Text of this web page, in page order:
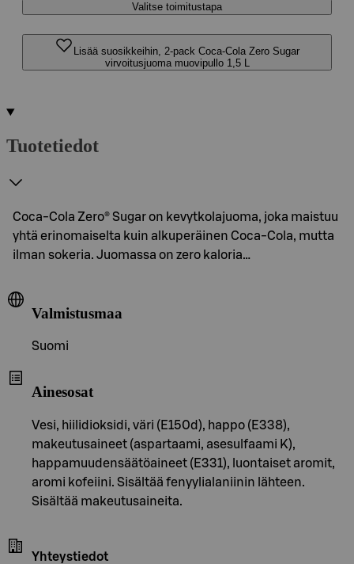
Valitse toimitustapa
Lisää suosikkeihin, 2-pack Coca-Cola Zero Sugar
virvoitusjuoma muovipullo 1,5 L
Tuotetiedot
Coca-Cola Zero® Sugar on kevytkolajuoma, joka maistuu
yhtä erinomaiselta kuin alkuperäinen Coca-Cola, mutta
ilman sokeria. Juomassa on zero kaloria…
Valmistusmaa
Suomi
Ainesosat
Vesi, hiilidioksidi, väri (E150d), happo (E338),
makeutusaineet (aspartaami, asesulfaami K),
happamuudensäätöaineet (E331), luontaiset aromit,
aromi kofeiini. Sisältää fenyylialaniinin lähteen.
Sisältää makeutusaineita.
Yhteystiedot